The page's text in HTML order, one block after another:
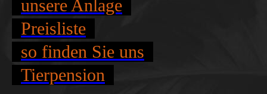
unsere Anlage
Preisliste
so finden Sie uns
Tierpension